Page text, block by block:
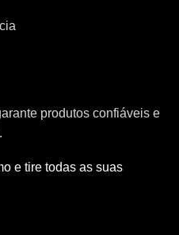
produtos confiáveis e
e tire todas as suas